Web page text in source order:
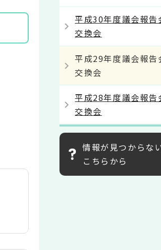
平成30年度議会報告
交換会
平成29年度議会報告
交換会
平成28年度議会報告
交換会
情報が見つからな
こちらから